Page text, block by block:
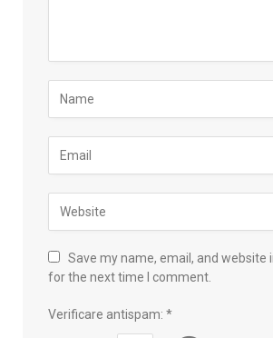
Save my name, email, and website
for the next time I comment.
Verificare antispam: *